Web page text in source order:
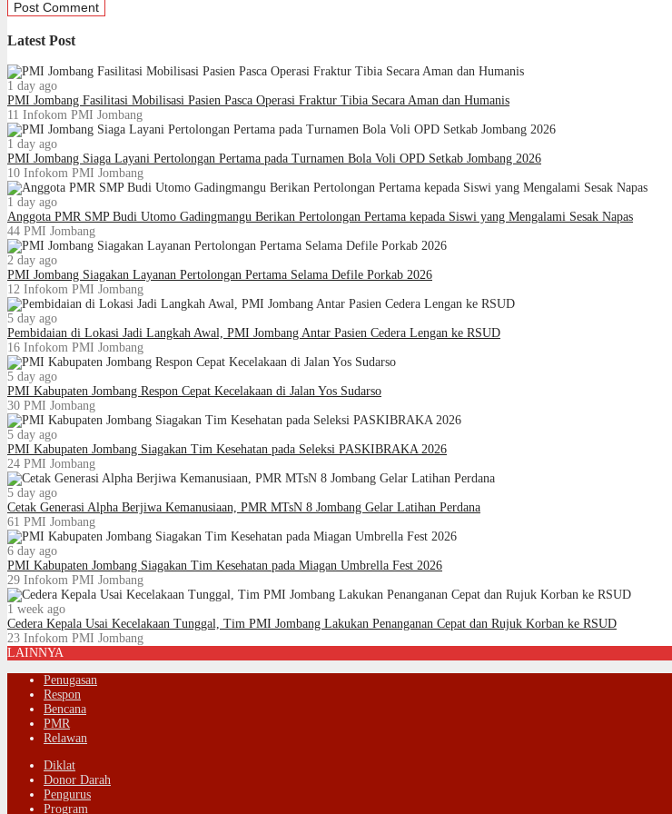
Latest Post
1 day ago
PMI Jombang Fasilitasi Mobilisasi Pasien Pasca Operasi Fraktur Tibia Secara Aman dan Humanis
11 Infokom PMI Jombang
1 day ago
PMI Jombang Siaga Layani Pertolongan Pertama pada Turnamen Bola Voli OPD Setkab Jombang 2026
10 Infokom PMI Jombang
1 day ago
Anggota PMR SMP Budi Utomo Gadingmangu Berikan Pertolongan Pertama kepada Siswi yang Mengalami Sesak Napas
44 PMI Jombang
2 day ago
PMI Jombang Siagakan Layanan Pertolongan Pertama Selama Defile Porkab 2026
12 Infokom PMI Jombang
5 day ago
Pembidaian di Lokasi Jadi Langkah Awal, PMI Jombang Antar Pasien Cedera Lengan ke RSUD
16 Infokom PMI Jombang
5 day ago
PMI Kabupaten Jombang Respon Cepat Kecelakaan di Jalan Yos Sudarso
30 PMI Jombang
5 day ago
PMI Kabupaten Jombang Siagakan Tim Kesehatan pada Seleksi PASKIBRAKA 2026
24 PMI Jombang
5 day ago
Cetak Generasi Alpha Berjiwa Kemanusiaan, PMR MTsN 8 Jombang Gelar Latihan Perdana
61 PMI Jombang
6 day ago
PMI Kabupaten Jombang Siagakan Tim Kesehatan pada Miagan Umbrella Fest 2026
29 Infokom PMI Jombang
1 week ago
Cedera Kepala Usai Kecelakaan Tunggal, Tim PMI Jombang Lakukan Penanganan Cepat dan Rujuk Korban ke RSUD
23 Infokom PMI Jombang
LAINNYA
Penugasan
Respon
Bencana
PMR
Relawan
Diklat
Donor Darah
Pengurus
Program